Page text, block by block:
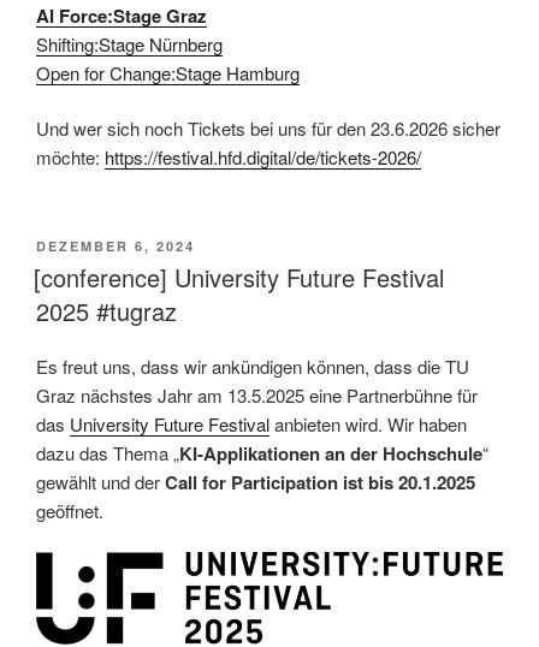
AI Force:Stage Graz
Shifting:Stage Nürnberg
Open for Change:Stage Hamburg
Und wer sich noch Tickets bei uns für den 23.6.2026 sicher
möchte: https://festival.hfd.digital/de/tickets-2026/
VERÖFFENTLICHT
AM
DEZEMBER 6, 2024
[conference] University Future Festival
2025 #tugraz
Es freut uns, dass wir ankündigen können, dass die TU
Graz nächstes Jahr am 13.5.2025 eine Partnerbühne für
das University Future Festivalanbieten wird. Wir haben
dazu das Thema „KI-Applikationen an der Hochschule“
gewählt und derCall for Participation ist bis 20.1.2025
geöffnet.